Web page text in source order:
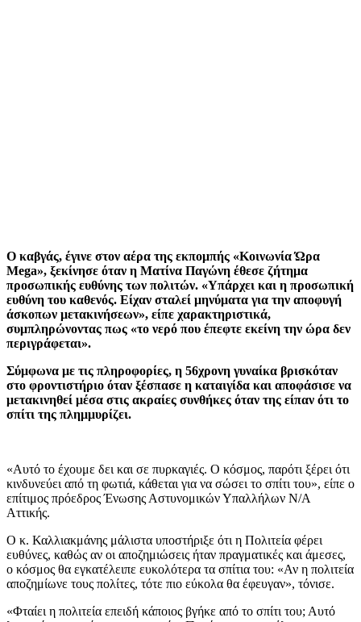
Ο καβγάς, έγινε στον αέρα της εκπομπής «Κοινωνία Ώρα
Mega», ξεκίνησε όταν η Ματίνα Παγώνη έθεσε ζήτημα
προσωπικής ευθύνης των πολιτών. «Υπάρχει και η προσωπική
ευθύνη του καθενός. Είχαν σταλεί μηνύματα για την αποφυγή
άσκοπων μετακινήσεων», είπε χαρακτηριστικά,
συμπληρώνοντας πως «το νερό που έπεφτε εκείνη την ώρα δεν
περιγράφεται».
Σύμφωνα με τις πληροφορίες, η 56χρονη γυναίκα βρισκόταν
στο φροντιστήριο όταν ξέσπασε η καταιγίδα και αποφάσισε να
μετακινηθεί μέσα στις ακραίες συνθήκες όταν της είπαν ότι το
σπίτι της πλημμυρίζει.
«Αυτό το έχουμε δει και σε πυρκαγιές. Ο κόσμος, παρότι ξέρει ότι
κινδυνεύει από τη φωτιά, κάθεται για να σώσει το σπίτι του», είπε ο
επίτιμος πρόεδρος Ένωσης Αστυνομικών Υπαλλήλων Ν/Α
Αττικής.
Ο κ. Καλλιακμάνης μάλιστα υποστήριξε ότι η Πολιτεία φέρει
ευθύνες, καθώς αν οι αποζημιώσεις ήταν πραγματικές και άμεσες,
ο κόσμος θα εγκατέλειπε ευκολότερα τα σπίτια του: «Αν η πολιτεία
αποζημίωνε τους πολίτες, τότε πιο εύκολα θα έφευγαν», τόνισε.
«Φταίει η πολιτεία επειδή κάποιος βγήκε από το σπίτι του; Αυτό